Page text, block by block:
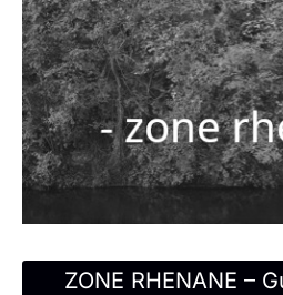
ZONE RHENANE –